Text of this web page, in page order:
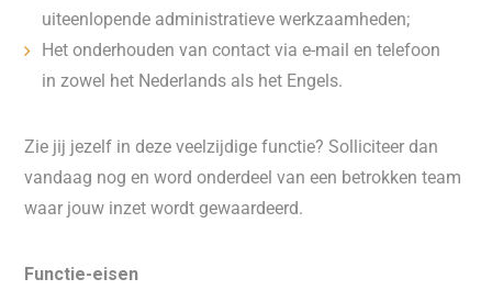
uiteenlopende administratieve werkzaamheden;
Het onderhouden van contact via e-mail en telefoon
in zowel het Nederlands als het Engels.
Zie jij jezelf in deze veelzijdige functie? Solliciteer dan
vandaag nog en word onderdeel van een betrokken team
waar jouw inzet wordt gewaardeerd.
Functie-eisen